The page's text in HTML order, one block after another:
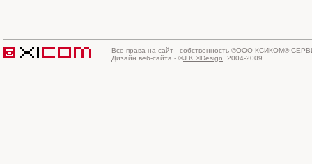
Все права на сайт - собственность ©ООО КСИКОМ®
Дизайн веб-сайта - ©J.K.®Design , 2004-2009